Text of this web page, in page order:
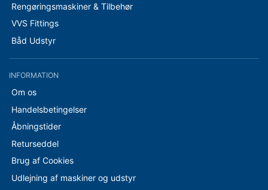
Rengøringsmaskiner & Tilbehør
VVS Fittings
Båd Udstyr
INFORMATION
Om os
Handelsbetingelser
Åbningstider
Returseddel
Brug af Cookies
Udlejning af maskiner og udstyr